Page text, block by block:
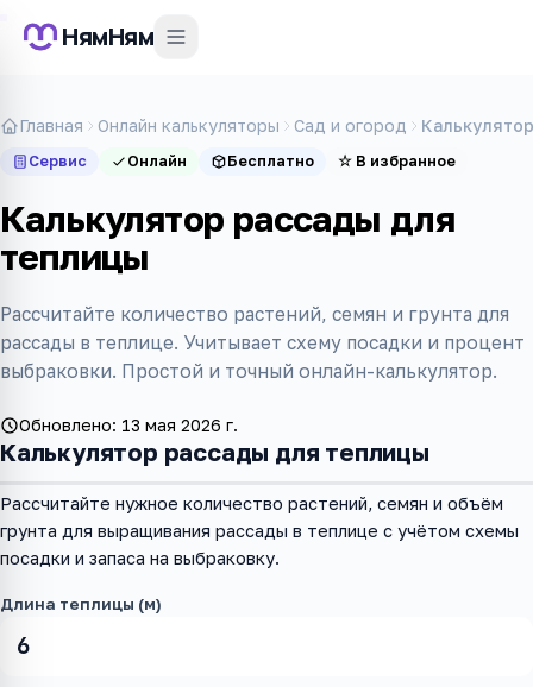
НямНям
Главная Онлайн калькуляторы Сад и огород
Сервис Онлайн Бесплатно ☆ В избранное
Калькулятор рассады для
теплицы
Рассчитайте количество растений, семян и грунта для
рассады в теплице. Учитывает схему посадки и процент
выбраковки. Простой и точный онлайн-калькулятор.
Обновлено: 13 мая 2026 г.
Калькулятор рассады для теплицы
Рассчитайте нужное количество растений, семян и объём
грунта для выращивания рассады в теплице с учётом схемы
посадки и запаса на выбраковку.
Длина теплицы (м)